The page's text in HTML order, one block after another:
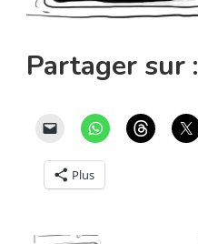
Partager sur :
Plus